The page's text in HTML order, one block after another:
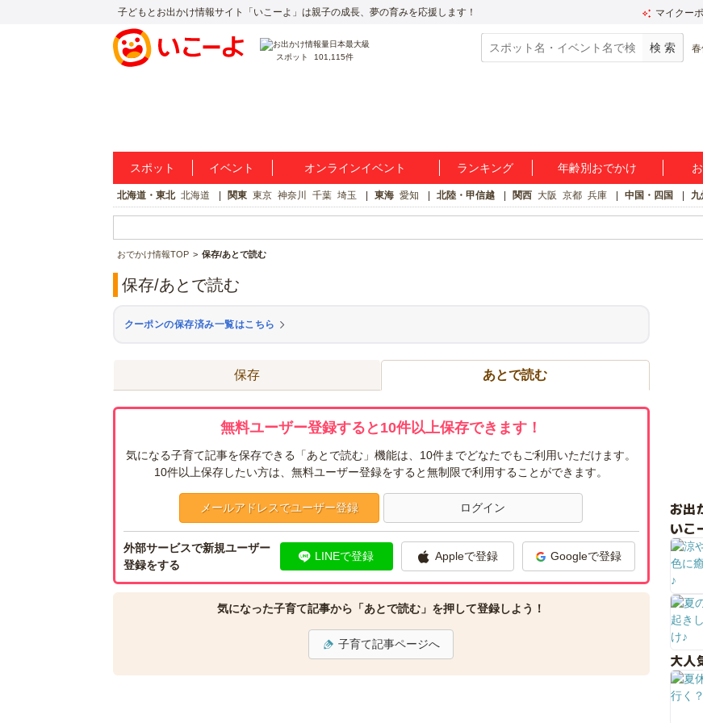
子どもとお出かけ情報サイト「いこーよ」は親子の成長、夢の育みを応援します！ マイクー
スポット 101,115件
春
スポット イベント オンラインイベント ランキング 年齢別おでかけ
北海道・東北 北海道 関東 東京 神奈川 千葉 埼玉 東海 愛知 北陸・甲信越 関西 大阪 京都 兵庫 中国・四国 九
おでかけ情報TOP 保存/あとで読む
保存/あとで読む
クーポンの保存済み一覧はこちら
保存 あとで読む
無料ユーザー登録すると10件以上保存できます！
気になる子育て記事を保存できる「あとで読む」機能は、10件までどなたでもご利用いただけます。
10件以上保存したい方は、無料ユーザー登録をすると無制限で利用することができます。
メールアドレスでユーザー登録 ログイン
外部サービスで新規ユーザー
登録をする
LINEで登録 Appleで登録 Googleで登録
気になった子育て記事から「あとで読む」を押して登録しよう！
子育て記事ページへ
お出
いこ
大人